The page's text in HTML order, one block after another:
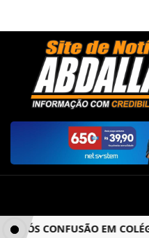
CONFUSÃO EM COLÉGIO